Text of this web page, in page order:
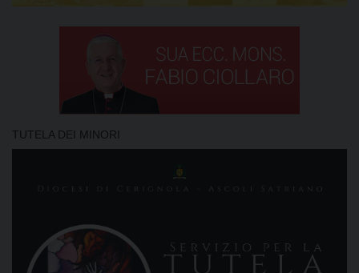
TUTELA DEI MINORI